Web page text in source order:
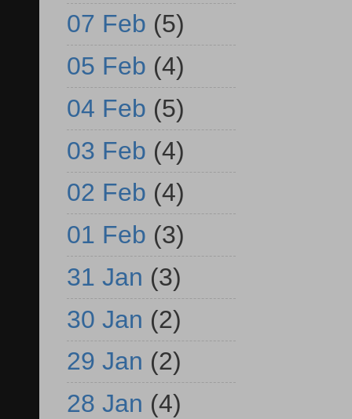
07 Feb (5)
05 Feb (4)
04 Feb (5)
03 Feb (4)
02 Feb (4)
01 Feb (3)
31 Jan (3)
30 Jan (2)
29 Jan (2)
28 Jan (4)